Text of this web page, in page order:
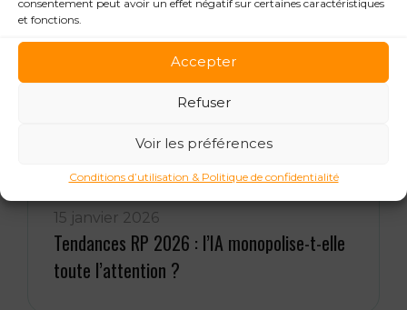
consentement peut avoir un effet négatif sur certaines caractéristiques
et fonctions.
Accepter
Refuser
Voir les préférences
Conditions d’utilisation & Politique de confidentialité
15 janvier 2026
Tendances RP 2026 : l’IA monopolise-t-elle
toute l’attention ?